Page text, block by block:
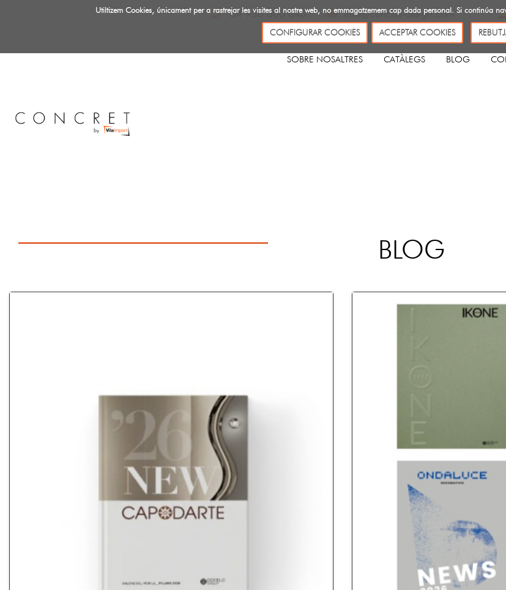
Utiltizem Cookies, únicament per a rastrejar les visites al nostre web, no emmagatzemem cap dada personal. Si continúa
CONFIGURAR COOKIES ACCEPTAR COOKIES
34 936 600 640 info@concret-design.com
SOBRE NOSALTRES CATÀLEGS BLOG
BLOG